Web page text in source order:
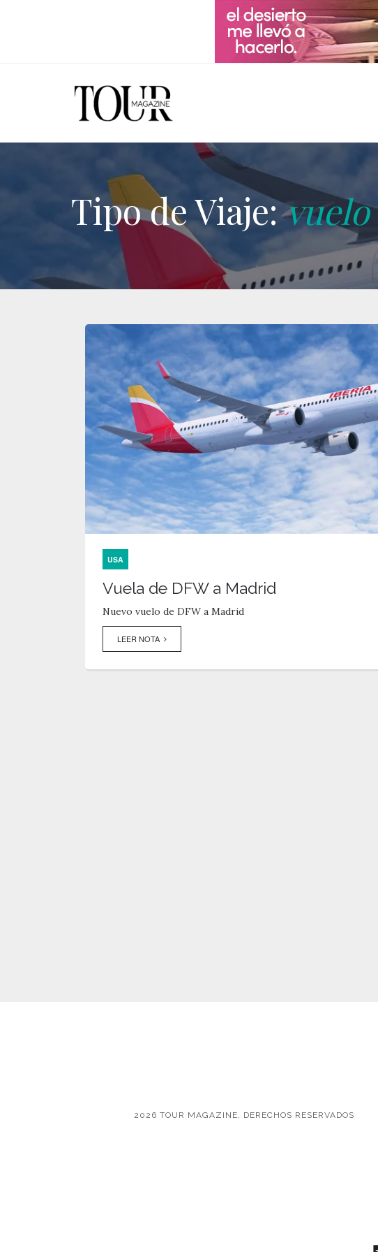
Tipo de Viaje:vuelo
USA
Vuela de DFW a Madrid
Nuevo vuelo de DFW a Madrid
LEER NOTA
2026 TOUR MAGAZINE, DERECHOS RESERVADOS